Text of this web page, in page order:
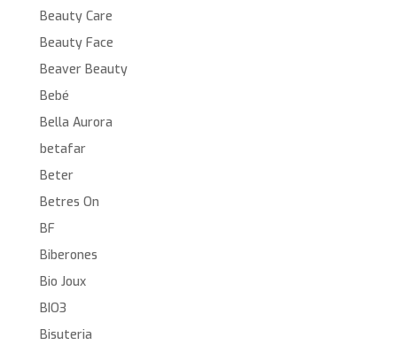
Beauty Care
Beauty Face
Beaver Beauty
Bebé
Bella Aurora
betafar
Beter
Betres On
BF
Biberones
Bio Joux
BIO3
Bisuteria